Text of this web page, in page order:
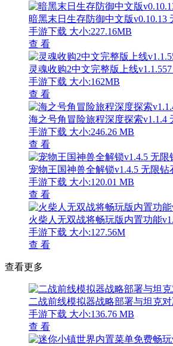
暗黑末日生存防御中文版v0.10.13
手游下载 大小:227.16MB
查 看
灵魂收购2中文完整版上线
手游下载 大小:162MB
查 看
海之号角冒险旅程深度探索v1.1.4
手游下载 大小:246.26 MB
查 看
宠物王国神兽全解锁v1.4.5 无限钻
手游下载 大小:120.01 MB
查 看
火柴人无双战将畅玩版内置功能
手游下载 大小:127.56M
查 看
查看更多
二战前线模拟器战略部署与坦克对
手游下载 大小:136.76 MB
查 看